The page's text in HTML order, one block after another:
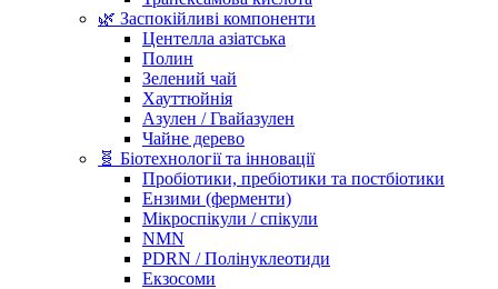
🌿 Заспокійливі компоненти
Центелла азіатська
Полин
Зелений чай
Хауттюйнія
Азулен / Гвайазулен
Чайне дерево
🧬 Біотехнології та інновації
Пробіотики, пребіотики та постбіотики
Ензими (ферменти)
Мікроспікули / спікули
NMN
PDRN / Полінуклеотиди
Екзосоми